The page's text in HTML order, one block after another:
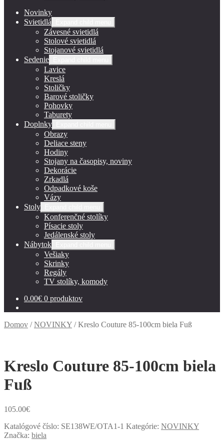
Novinky
Svietidlá
Závesné svietidlá
Stolové svietidlá
Stojanové svietidlá
Sedenie
Lavice
Kreslá
Stoličky
Barové stoličky
Pohovky
Taburety
Doplnky
Obrazy
Deliace steny
Hodiny
Stojany na časopisy, noviny
Dekorácie
Zrkadlá
Odpadkové koše
Vázy
Stoly
Konferenčné stolíky
Písacie stoly
Jedálenské stoly
Nábytok
Vešiaky
Skrinky
Regály
TV stolíky, komody
0.00€ 0 produktov
Domov /NOVINKY /Kreslo Couture 85-100cm biela Fuß
Kreslo Couture 85-100cm biela
Fuß
105.00€
Katalógové číslo: SE138WE/OTA1-1 Kategórie: NOVINKY
Značka: biela